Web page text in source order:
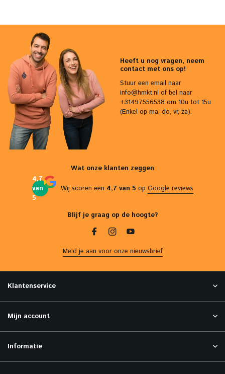
Heeft u nog vragen, neem
contact met ons op!
Stuur een email naar
info@hmkt.nl of bel naar
+31497556538 om 10u tot 15u
(Enkel op ma, do, vr, za).
Wat onze klanten zeggen
4,7
van
5
Wij scoren een 4,7 van 5 op Google reviews
Blijf je graag op de hoogte?
Meld je aan voor onze nieuwsbrief
Klantenservice
Mijn account
Informatie